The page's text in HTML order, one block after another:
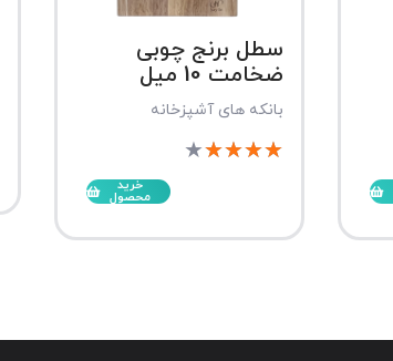
سطل برنج چوبی
ضخامت 10 میل
بانکه های آشپزخانه
★
★
★
★
★
خرید
محصول